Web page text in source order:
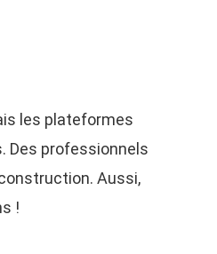
les plateformes
Des professionnels
Aussi,
!